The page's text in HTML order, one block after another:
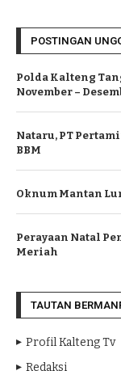
POSTINGAN
Polda Kalteng
November –
Nataru, PT
BBM
Oknum Mantan
Perayaan Natal
Meriah
TAUTAN
Profil Kalteng Tv
Redaksi